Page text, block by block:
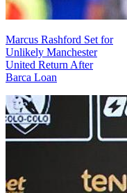
Marcus Rashford Set for
Unlikely Manchester
United Return After
Barca Loan